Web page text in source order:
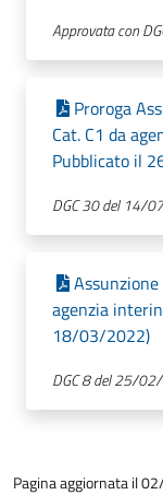
Approvata con
Proroga
Cat. C1 da
Pubblicato il
DGC 30 del 14/
agenzia
18/03/2022)
DGC 8 del 25/
Pagina aggiornata il